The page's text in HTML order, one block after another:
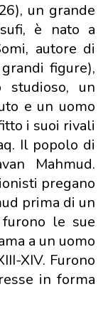
un grande
è nato a
autore di
figure),
studioso, un
e un uomo
i suoi rivali
Il popolo di
Mahmud.
pregano
prima di un
furono le sue
a un uomo
XIV. Furono
in forma